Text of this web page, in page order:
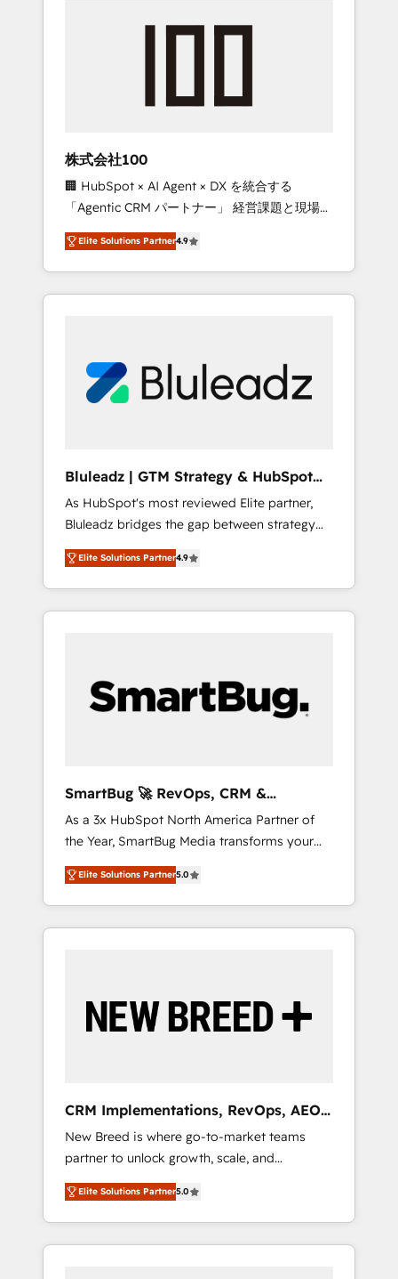
engine. We onboard your team, migrate your
from any legacy CRM. Zero downtime, full
data integrity. ➤ Implementation: Configure
HubSpot to run your revenue process. Sales,
marketing, and service wired together. ➤ AI
and Integrations: Layer Breeze AI, custom
agents, and APIs to remove manual work. ➤
Ongoing Management: Monthly tune-ups,
portal? We are built for the work.
株式会社100
🏢 HubSpot × AI Agent × DX を統合する
「Agentic CRM パートナー」 経営課題と現場業
務をつなぐAIネイティブ・エージェンシーとし
て、HubSpot Eliteの実装力で顧客フロント業務
を再設計します。 💡 100inc は何をする会社
か？ HubSpotを共通基盤に、AIエージェントを
部・グループ会社・部門が分立する組織で、デ
ータと業務プロセスのサイロ化を、CRMを軸と
ら、GTMの見える化・自動化まで。全Hub統合
運用、データ品質設計、グループ横断のCRM統
合に対応します。 2️⃣ AIエージェント組織構築
営業・マーケティング業務の一部をAIが自律実
行する組織への移行を設計・実装。Breeze・
Claude等をHubSpotと連携させ、役割定義・運
用ルール・成果指標まで含めて設計します。 3️⃣
PMOとして主導。「設定の代行ではなく、設計
の責任」を引き受け、部門横断の統合・浸透・
Hubで一体提供。 ▸ 既存CRM・MAからの移行
支援：Salesforce・Marketo・Pardot等からの
移行、カスタム設計、履歴データ移行と活用設
計まで。 ▸ AEO対応：ChatGPT・Perplexity等
のAI検索からの流入・引用を前提にコンテンツ
HubSpotアワード受賞・HUGリーダー ✓
AI活用に関するご相談、現状整理の壁打ちな
ど、構想段階からお気軽にお問い合わせくださ
Elite Solutions Partner4.9
Bluleadz | GTM Strategy & HubSpot
Implementation
As HubSpot's most reviewed Elite partner,
Bluleadz bridges the gap between strategy
and execution. We don't just "set up tools" —
we install the GTM Operating System (GTM
OS) to align your leadership and engineer a
portal that drives predictable revenue
and Story to stop "accelerating a mess." ⚙️
Elite Engineering & AI Scalable Architecture:
agents, and high-integrity migrations for total
reporting clarity. Security & Compliance: SOC
2 Type I and HIPAA attested for enterprise-
grade data security. 🏆 Why Bluleadz? GTM
OS Partner | 16+ Years Experience | 1,000+
Five-Star Reviews
Elite Solutions Partner4.9
SmartBug 🚀 RevOps, CRM &
Integration Experts
As a 3x HubSpot North America Partner of
the Year, SmartBug Media transforms your
customer lifecycle into a revenue engine. Our
unified ecosystem includes specialized
divisions Globalia (AI & Software) and Point
Success Media (Paid Media), making this the
by Globalia’s technical development team. -
19 HubSpot-certified trainers to drive
deployment of Breeze AI and custom agents
to automate growth. 🏆 Elite Excellence - 8
platform accreditations and deep HIPAA-
compliance expertise. - A team of 250+
experts dedicated to your resilient growth.
Elite Solutions Partner5.0
CRM Implementations, RevOps, AEO
+ Web, Demand Gen
New Breed is where go-to-market teams
partner to unlock growth, scale, and
transformation. We help companies activate
HubSpot’s AI-powered customer platform
and operationalize HubSpot’s Loop
Marketing framework through expert-led
Elite Solutions Partner5.0